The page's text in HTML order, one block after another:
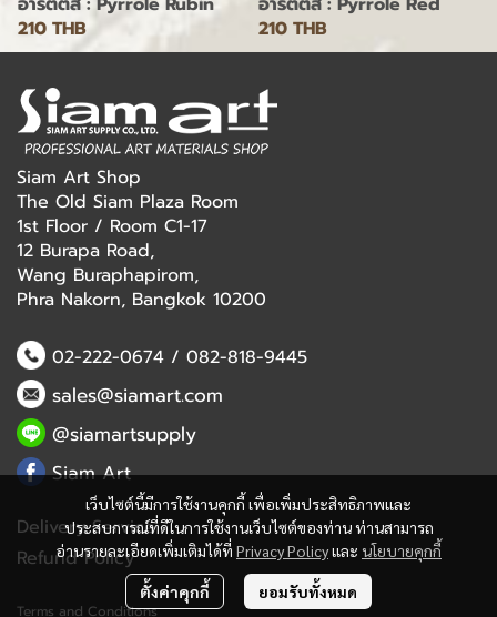
210 THB
210 THB
เว็บไซต์นี้มีการใช้งานคุกกี้ เพื่อเพิ่มประสิทธิภาพและ
ประสบการณ์ที่ดีในการใช้งานเว็บไซต์ของท่าน ท่านสามารถ
อ่านรายละเอียดเพิ่มเติมได้ที่ Privacy Policyและ นโยบายคุกกี้
ตั้งค่าคุกกี้ ยอมรับทั้งหมด
Siam Art Shop
The Old Siam Plaza Room
1st Floor / Room C1-17
12 Burapa Road,
Wang Buraphapirom,
Phra Nakorn, Bangkok 10200
02-222-0674/ 082-818-9445
sales@siamart.com
@siamartsupply
Siam Art
Delivery Service
Refund Policy
Terms and Conditions